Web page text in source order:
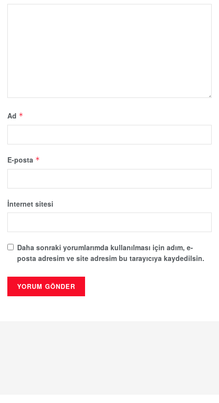
Ad *
E-posta *
İnternet sitesi
Daha sonraki yorumlarımda kullanılması için adım, e-
posta adresim ve site adresim bu tarayıcıya kaydedilsin.